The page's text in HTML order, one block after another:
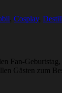
, Cosplay,
Fan-
Gästen zum